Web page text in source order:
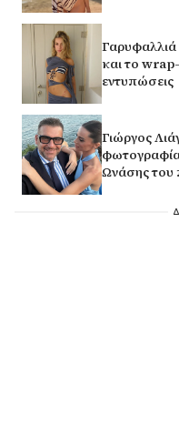
και το
εντυπώσεις
Γιώργος
Ωνάσης του